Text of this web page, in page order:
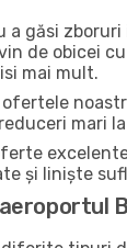
a găsi
de obicei
mai mult.
mari
și liniște